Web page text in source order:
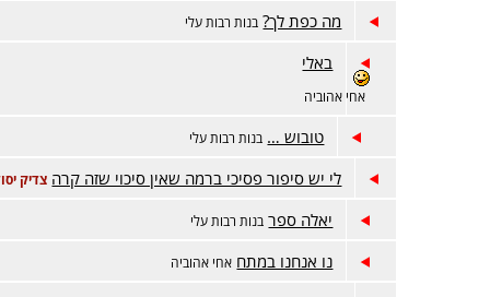
מה כפת לך? בנות רבות עלי
באלי
אחי אהוביה
טובוש … בנות רבות עלי
לי יש סיפור פסיכי ברמה שאין סיכוי שזה קרה צדיק
יאלה ספר בנות רבות עלי
נו אנחנו במתח אחי אהוביה